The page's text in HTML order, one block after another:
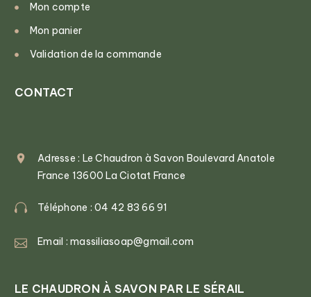
Mon compte
Mon panier
Validation de la commande
CONTACT
Adresse : Le Chaudron à Savon Boulevard Anatole
France 13600 La Ciotat France
Téléphone : 04 42 83 66 91
Email : massiliasoap@gmail.com
LE CHAUDRON À SAVON PAR LE SÉRAIL